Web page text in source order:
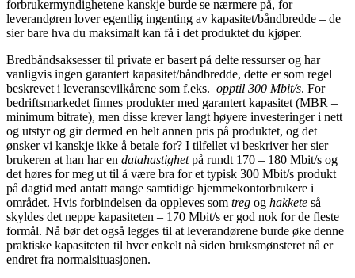
forbrukermyndighetene kanskje burde se nærmere på, for
leverandøren lover egentlig ingenting av kapasitet/båndbredde – de
sier bare hva du maksimalt kan få i det produktet du kjøper.
Bredbåndsaksesser til private er basert på delte ressurser og har
vanligvis ingen garantert kapasitet/båndbredde, dette er som regel
beskrevet i leveransevilkårene som f.eks. opptil 300 Mbit/s. For
bedriftsmarkedet finnes produkter med garantert kapasitet (MBR –
minimum bitrate), men disse krever langt høyere investeringer i nett
og utstyr og gir dermed en helt annen pris på produktet, og det
ønsker vi kanskje ikke å betale for? I tilfellet vi beskriver her sier
brukeren at han har en datahastighetpå rundt 170 – 180 Mbit/s og
det høres for meg ut til å være bra for et typisk 300 Mbit/s produkt
på dagtid med antatt mange samtidige hjemmekontorbrukere i
området. Hvis forbindelsen da oppleves som treg og hakkete så
skyldes det neppe kapasiteten – 170 Mbit/s er god nok for de fleste
formål. Nå bør det også legges til at leverandørene burde øke denne
praktiske kapasiteten til hver enkelt nå siden bruksmønsteret nå er
endret fra normalsituasjonen.